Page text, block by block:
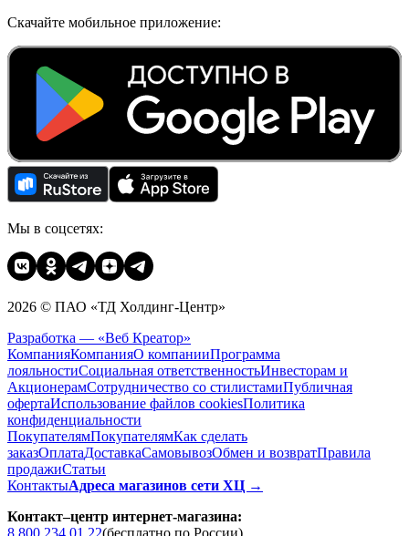
Скачайте мобильное приложение:
Мы в соцсетях:
2026 © ПАО «ТД Холдинг-Центр»
Разработка — «Веб Креатор»
КомпанияКомпанияО компанииПрограмма
лояльностиСоциальная ответственностьИнвесторам и
АкционерамСотрудничество со стилистамиПубличная
офертаИспользование файлов cookiesПолитика
конфиденциальности
ПокупателямПокупателямКак сделать
заказОплатаДоставкаCамовывозОбмен и возвратПравила
продажиСтатьи
КонтактыАдреса магазинов сети ХЦ →
Контакт–центр интернет-магазина:
8 800 234 01 22(бесплатно по России)